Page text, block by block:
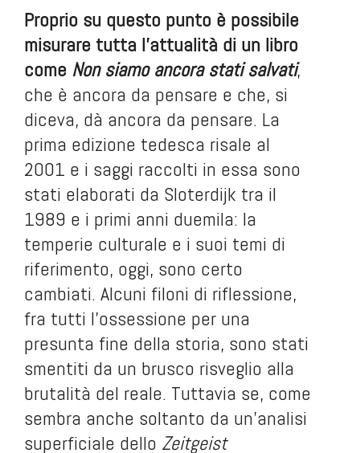
Proprio su questo punto è possibile
misurare tutta l’attualità di un libro
come Non siamo ancora stati salvati,
che è ancora da pensare e che, si
diceva, dà ancora da pensare. La
prima edizione tedesca risale al
2001 e i saggi raccolti in essa sono
stati elaborati da Sloterdijk tra il
1989 e i primi anni duemila: la
temperie culturale e i suoi temi di
riferimento, oggi, sono certo
cambiati. Alcuni filoni di riflessione,
fra tutti l’ossessione per una
presunta fine della storia, sono stati
smentiti da un brusco risveglio alla
brutalità del reale. Tuttavia se, come
sembra anche soltanto da un’analisi
superficiale dello Zeitgeist